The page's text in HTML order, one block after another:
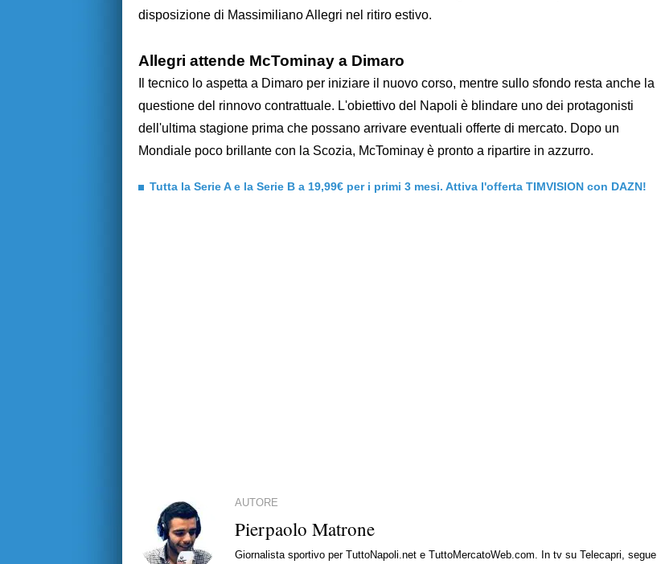
disposizione di Massimiliano Allegri nel ritiro estivo.
Allegri attende McTominay a Dimaro
Il tecnico lo aspetta a Dimaro per iniziare il nuovo corso, mentre sullo sfondo resta anche la
questione del rinnovo contrattuale. L'obiettivo del Napoli è blindare uno dei protagonisti
dell'ultima stagione prima che possano arrivare eventuali offerte di mercato. Dopo un
Mondiale poco brillante con la Scozia, McTominay è pronto a ripartire in azzurro.
Tutta la Serie A e la Serie B a 19,99€ per i primi 3 mesi. Attiva l'offerta TIMVISION con DAZN!
AUTORE
Pierpaolo Matrone
Giornalista sportivo per TuttoNapoli.net e TuttoMercatoWeb.com. In tv su Telecapri, segue